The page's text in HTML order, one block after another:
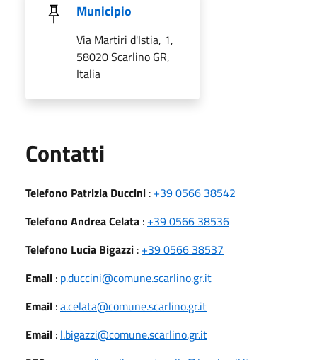
Municipio
Via Martiri d'Istia, 1,
58020 Scarlino GR,
Italia
Contatti
Telefono Patrizia Duccini : +39 0566 38542
Telefono Andrea Celata : +39 0566 38536
Telefono Lucia Bigazzi : +39 0566 38537
Email : p.duccini@comune.scarlino.gr.it
Email :a.celata@comune.scarlino.gr.it
Email : l.bigazzi@comune.scarlino.gr.it